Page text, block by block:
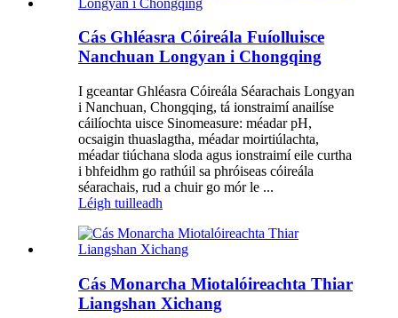
Cás Ghléasra Cóireála Fuíolluisce
Nanchuan Longyan i Chongqing
I gceantar Ghléasra Cóireála Séarachais Longyan
i Nanchuan, Chongqing, tá ionstraimí anailíse
cáilíochta uisce Sinomeasure: méadar pH,
ocsaigin thuaslagtha, méadar moirtiúlachta,
méadar tiúchana sloda agus ionstraimí eile curtha
i bhfeidhm go rathúil sa phróiseas cóireála
séarachais, rud a chuir go mór le ...
Léigh tuilleadh
Cás Monarcha Miotalóireachta Thiar
Liangshan Xichang